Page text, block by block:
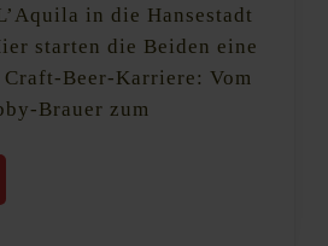
in die Hansestadt
starten die Beiden eine
Beer-Karriere: Vom
Brauer zum